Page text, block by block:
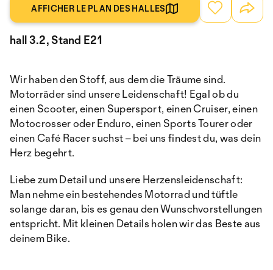
AFFICHER LE PLAN DES HALLES
hall 3.2, Stand E21
Wir haben den Stoff, aus dem die Träume sind.
Motorräder sind unsere Leidenschaft! Egal ob du
einen Scooter, einen Supersport, einen Cruiser, einen
Motocrosser oder Enduro, einen Sports Tourer oder
einen Café Racer suchst – bei uns findest du, was dein
Herz begehrt.
Liebe zum Detail und unsere Herzensleidenschaft:
Man nehme ein bestehendes Motorrad und tüftle
solange daran, bis es genau den Wunschvorstellungen
entspricht. Mit kleinen Details holen wir das Beste aus
deinem Bike.